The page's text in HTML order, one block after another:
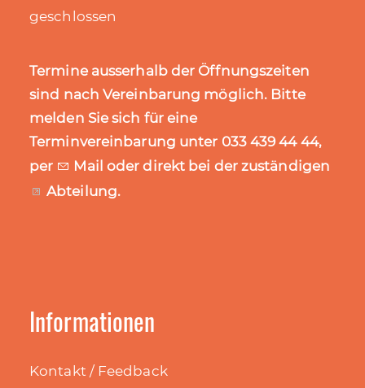
geschlossen
Termine ausserhalb der Öffnungszeiten
sind nach Vereinbarung möglich. Bitte
melden Sie sich für eine
Terminvereinbarung unter 033 439 44 44,
per
Mail oder direkt bei der zuständigen
Abteilung.
Informationen
Kontakt / Feedback